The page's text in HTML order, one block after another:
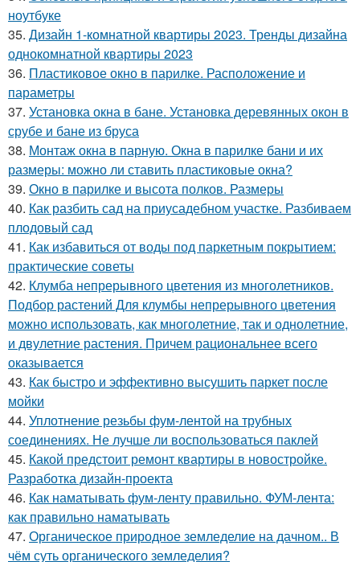
ноутбуке
35. Дизайн 1-комнатной квартиры 2023. Тренды дизайна
однокомнатной квартиры 2023
36. Пластиковое окно в парилке. Расположение и
параметры
37. Установка окна в бане. Установка деревянных окон в
срубе и бане из бруса
38. Монтаж окна в парную. Окна в парилке бани и их
размеры: можно ли ставить пластиковые окна?
39. Окно в парилке и высота полков. Размеры
40. Как разбить сад на приусадебном участке. Разбиваем
плодовый сад
41. Как избавиться от воды под паркетным покрытием:
практические советы
42. Клумба непрерывного цветения из многолетников.
Подбор растений Для клумбы непрерывного цветения
можно использовать, как многолетние, так и однолетние,
и двулетние растения. Причем рациональнее всего
оказывается
43. Как быстро и эффективно высушить паркет после
мойки
44. Уплотнение резьбы фум-лентой на трубных
соединениях. Не лучше ли воспользоваться паклей
45. Какой предстоит ремонт квартиры в новостройке.
Разработка дизайн-проекта
46. Как наматывать фум-ленту правильно. ФУМ-лента:
как правильно наматывать
47. Органическое природное земледелие на дачном.. В
чём суть органического земледелия?